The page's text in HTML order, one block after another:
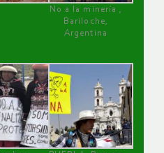
No a la minería ,
Bariloche,
Argentina